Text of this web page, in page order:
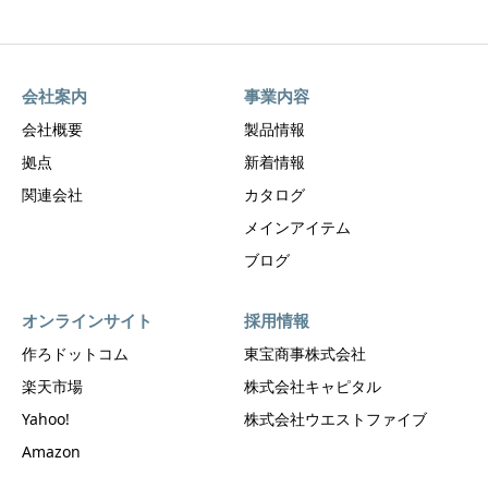
会社案内
会社概要
拠点
関連会社
事業内容
製品情報
新着情報
カタログ
メインアイテム
ブログ
オンラインサイト
作ろドットコム
楽天市場
Yahoo!
Amazon
採用情報
東宝商事株式会社
株式会社キャピタル
株式会社ウエストファイブ